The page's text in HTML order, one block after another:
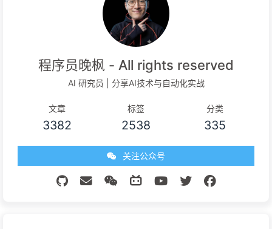
程序员晚枫 - All rights reserved
AI 研究员 | 分享AI技术与自动化实战
文章
3382
标签
2538
分类
335
关注公众号